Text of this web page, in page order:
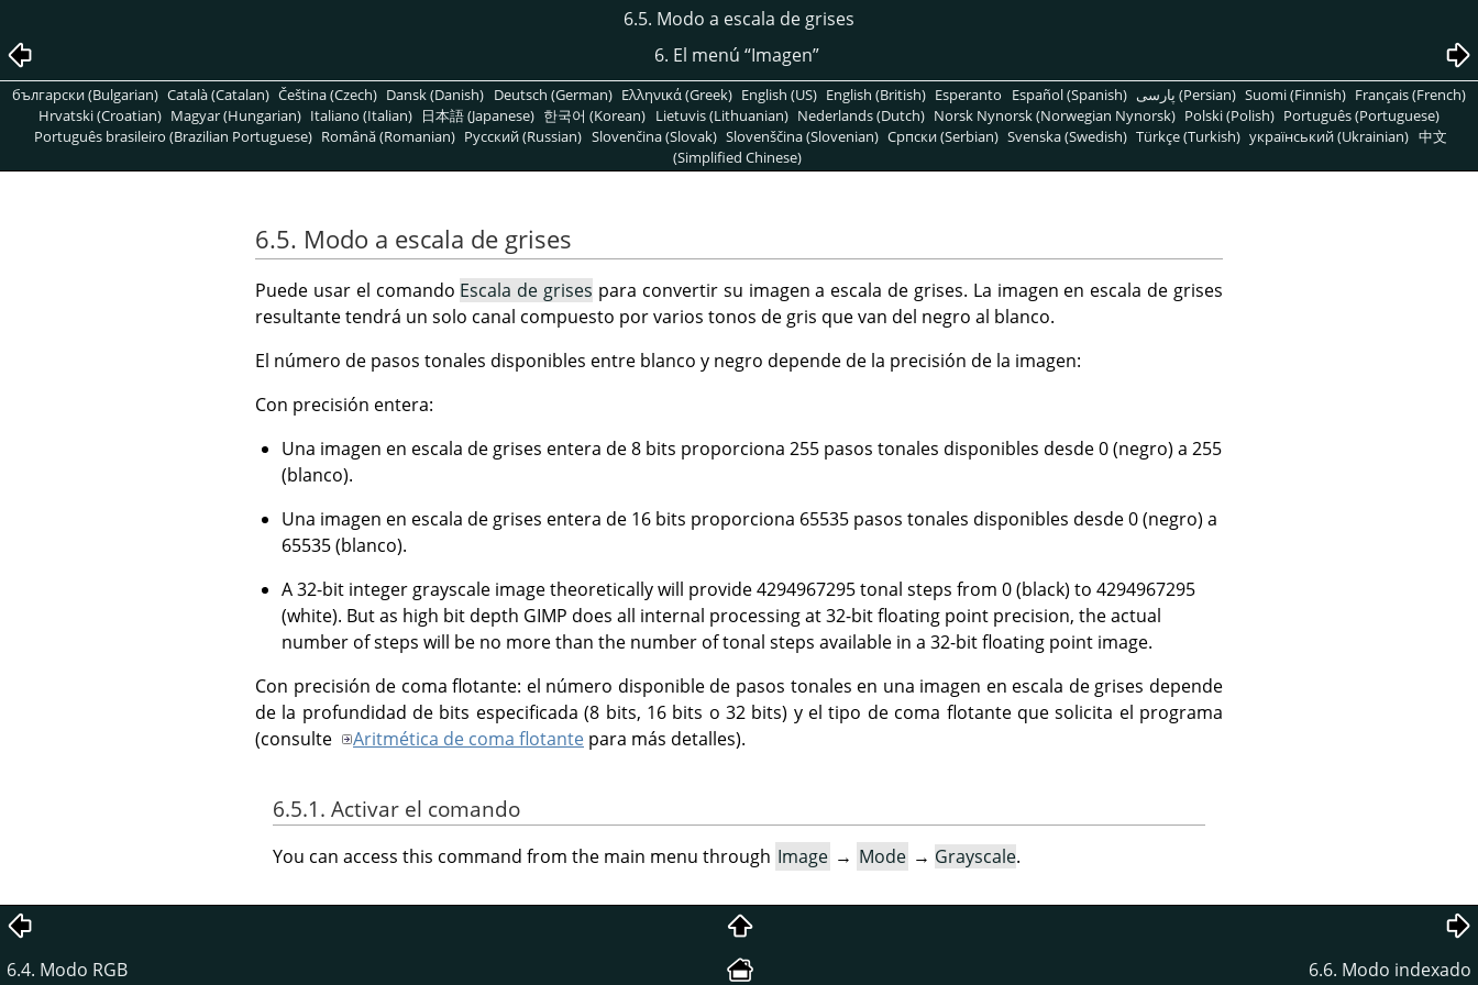
6.5. Modo a escala de grises
6. El menú “Imagen”
български (Bulgarian) Català (Catalan) Čeština (Czech) Dansk (Danish) Deutsch (German) Ελληνικά (Greek) English (US) English (British) Esperanto Español (Spanish) پارسی (Persian) Suomi (Finnish) Français (French)
Hrvatski (Croatian) Magyar (Hungarian) Italiano (Italian) 日本語 (Japanese) 한국어 (Korean) Lietuvis (Lithuanian) Nederlands (Dutch) Norsk Nynorsk (Norwegian Nynorsk) Polski (Polish) Português (Portuguese)
Português brasileiro (Brazilian Portuguese) Română (Romanian) Pусский (Russian) Slovenčina (Slovak) Slovenščina (Slovenian) Српски (Serbian) Svenska (Swedish) Türkçe (Turkish) український (Ukrainian) 中文
(Simplified Chinese)
6.5. Modo a escala de grises
Puede usar el comando Escala de grises para convertir su imagen a escala de grises. La imagen en escala de grises
resultante tendrá un solo canal compuesto por varios tonos de gris que van del negro al blanco.
El número de pasos tonales disponibles entre blanco y negro depende de la precisión de la imagen:
Con precisión entera:
Una imagen en escala de grises entera de 8 bits proporciona 255 pasos tonales disponibles desde 0 (negro) a 255
(blanco).
Una imagen en escala de grises entera de 16 bits proporciona 65535 pasos tonales disponibles desde 0 (negro) a
65535 (blanco).
A 32-bit integer grayscale image theoretically will provide 4294967295 tonal steps from 0 (black) to 4294967295
(white). But as high bit depth GIMP does all internal processing at 32-bit floating point precision, the actual
number of steps will be no more than the number of tonal steps available in a 32-bit floating point image.
Con precisión de coma flotante: el número disponible de pasos tonales en una imagen en escala de grises depende
de la profundidad de bits especificada (8 bits, 16 bits o 32 bits) y el tipo de coma flotante que solicita el programa
(consulte
Aritmética de coma flotante para más detalles).
6.5.1. Activar el comando
You can access this command from the main menu through Image → Mode → Grayscale.
6.4. Modo RGB 6.6. Modo indexado